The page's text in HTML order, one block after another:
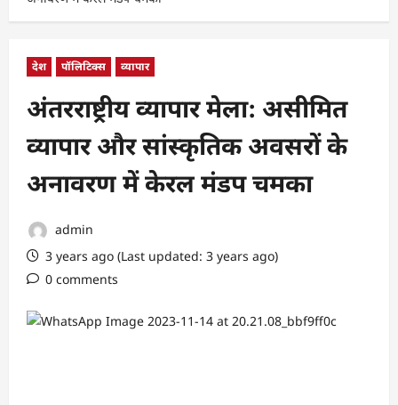
देश पॉलिटिक्स व्यापार
अंतरराष्ट्रीय व्यापार मेला: असीमित
व्यापार और सांस्कृतिक अवसरों के
अनावरण में केरल मंडप चमका
admin
3 years ago (Last updated: 3 years ago)
0 comments